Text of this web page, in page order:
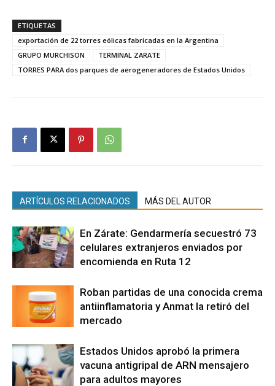
ETIQUETAS
exportación de 22 torres eólicas fabricadas en la Argentina
GRUPO MURCHISON
TERMINAL ZARATE
TORRES PARA dos parques de aerogeneradores de Estados Unidos
ARTÍCULOS RELACIONADOS MÁS DEL AUTOR
En Zárate: Gendarmería secuestró 73
celulares extranjeros enviados por
encomienda en Ruta 12
Roban partidas de una conocida crema
antiinflamatoria y Anmat la retiró del
mercado
Estados Unidos aprobó la primera
vacuna antigripal de ARN mensajero
para adultos mayores